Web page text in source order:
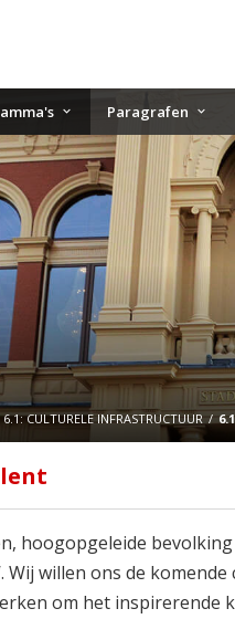
Paragrafen
6.1: CULTURELE INFRASTRUCTUUR
hoogopgeleide
Wij willen ons de
om het